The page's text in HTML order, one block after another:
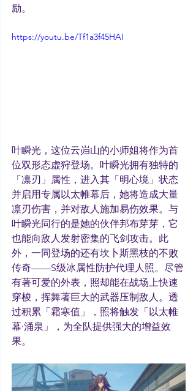
励。
https://youtu.be/Tf1a3f45HAI
叶瞬光，这位云岿山的小师姐将作为首
位双形态虚狩登场。叶瞬光拥有独特的
「凛刃」属性，进入其「明心境」状态
并启用专属以太帷幕后，她将造成大量
凛刃伤害，并对敌人施加易伤效果。与
叶瞬光同行的是她的伙伴邦布芽芽，它
也能向敌人发射密集的飞剑攻击。此
外，一同登场的还有坎卜斯黑枝的不败
传奇——S级冰属性防护代理人照。尽管
有著可爱的外表，照却能在战场上快速
穿梭，挥舞著巨大的武器压制敌人。透
过积累「霜寒值」，照将触发「以太帷
幕·涌泉」，为全队提供强大的增益效
果。